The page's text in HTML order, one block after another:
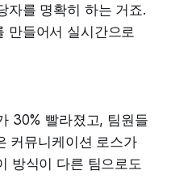
자를 명확히 하는 거죠.
만들어서 실시간으로
30% 빨라졌고, 팀원들
커뮤니케이션 로스가
방식이 다른 팀으로도